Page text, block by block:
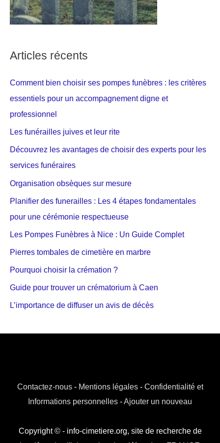
Articles récents
Comment bien choisir ses pompes funèbres : les critères
essentiels pour un accompagnement digne et
professionnel
Les funérailles juives et leur rite
Découvrez les avantages de choisir des experts pour les
services funéraires
Organisation obsèques sur mesure
Planifier des funerailles : Les 4 étapes fondamentales
pour une cérémonie respectueuse
Les Pompes Funèbres à Nice : Un Guide Complet
Pierres tombales de cimetière en marbre
Pourquoi choisir la crémation ?
Guide pour trouver un crématorium à Caen
L’importance de diffuser un avis de décès
Contactez-nous- Mentions légales- Confidentialité et
Informations personnelles -Ajouter un nouveau
Copyright © - info-cimetiere.org, site de recherche de